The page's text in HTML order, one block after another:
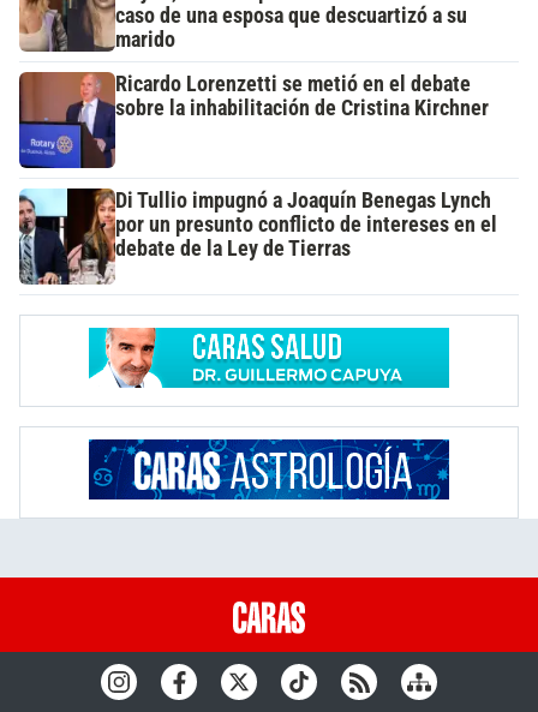
caso de una esposa que descuartizó a su
marido
Ricardo Lorenzetti se metió en el debate
sobre la inhabilitación de Cristina Kirchner
Di Tullio impugnó a Joaquín Benegas Lynch
por un presunto conflicto de intereses en el
debate de la Ley de Tierras